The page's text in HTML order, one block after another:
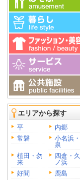
エリアから探す
平
内郷
常磐
小名浜・
泉
植田・勿
来
四倉・久
ノ浜
好間
鹿島